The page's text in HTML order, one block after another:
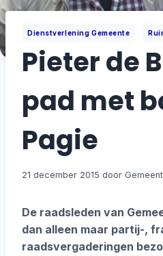
Dienstverlening Gemeente
Pieter de
pad met
Pagie
21 december 2015
De raadsleden van
dan alleen maar partij-,
raadsvergaderingen